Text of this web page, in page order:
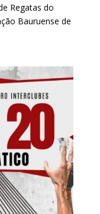
Regatas do
Bauruense de